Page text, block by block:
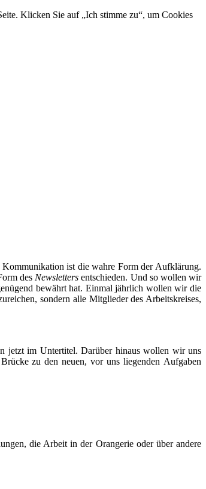
Klicken Sie auf „Ich stimme zu“, um Cookies
ist die wahre Form der Aufklärung.
des Newsletters entschieden. Und so wollen wir
bewährt hat. Einmal jährlich wollen wir die
sondern alle Mitglieder des Arbeitskreises,
jetzt im Untertitel. Darüber hinaus wollen wir uns
zu den neuen, vor uns liegenden Aufgaben
die Arbeit in der Orangerie oder über andere